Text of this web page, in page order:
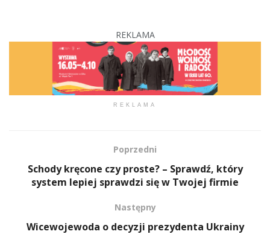
REKLAMA
REKLAMA
Poprzedni
Schody kręcone czy proste? – Sprawdź, który
system lepiej sprawdzi się w Twojej firmie
Następny
Wicewojewoda o decyzji prezydenta Ukrainy